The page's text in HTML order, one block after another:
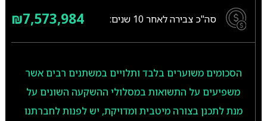
סה"כ צבירה לאחר 10 שנים: ₪7,573,984
הסכומים משוערים בלבד ותלויים במשתנים רבים אשר
משפיעים על התשואות במסלולי ההשקעה השונים על
מנת לתכנן בצורה מיטבית ומדויקת, יש לפנות לחברתנו